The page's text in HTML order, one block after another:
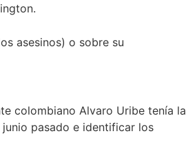
asesinos) o sobre su
colombiano Alvaro Uribe tenía la
pasado e identificar los